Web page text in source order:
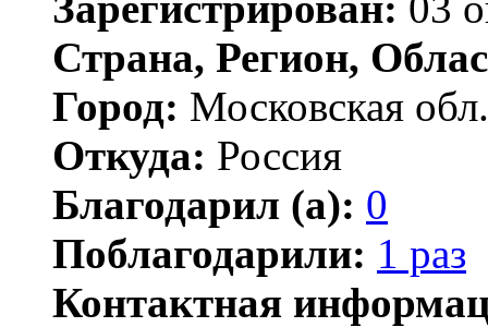
Страна, Регион,
Город: Московская обл.
Откуда: Россия
Благодарил (а): 0
Поблагодарили: 1 раз
Контактная